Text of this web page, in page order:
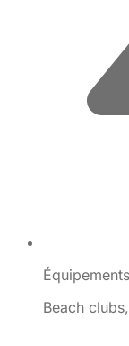
Équipements
Beach